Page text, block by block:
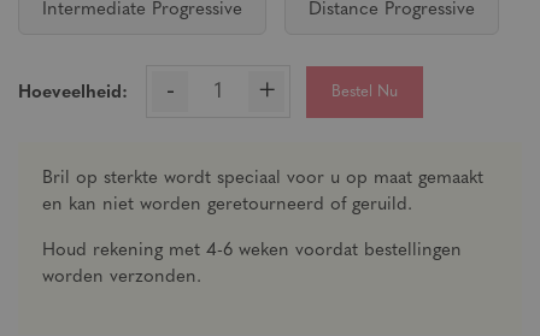
Intermediate Progressive Distance Progressive
Hoeveelheid: - + Bestel Nu
Bril op sterkte wordt speciaal voor u op maat gemaakt
en kan niet worden geretourneerd of geruild.
Houd rekening met 4-6 weken voordat bestellingen
worden verzonden.